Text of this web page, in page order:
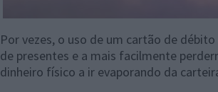
Por vezes, o uso de um cartão de
de presentes e a mais facilmente
dinheiro físico a ir evaporando da